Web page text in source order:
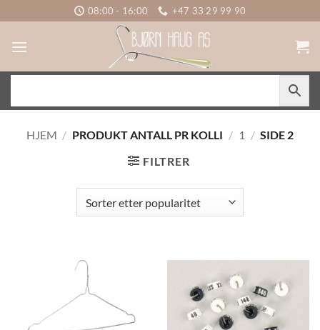
to
content
08:00 - 16:00 +47 33 29 99 90
HJEM / PRODUKT ANTALL PR KOLLI / 1 / SIDE 2
FILTRER